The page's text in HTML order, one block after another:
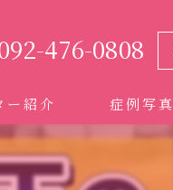
476-0808
ー紹介 症例写真